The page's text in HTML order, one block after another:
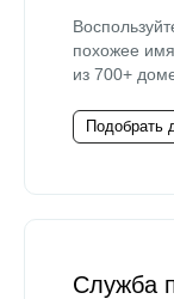
похожее
из 700+
Подобрать
Служба